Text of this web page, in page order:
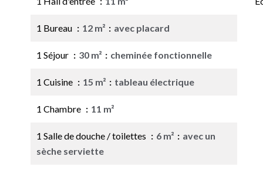
1 Bureau 12 m² avec placard
1 Séjour 30 m² cheminée fonctionnelle
1 Cuisine 15 m² tableau électrique
1 Chambre 11 m²
1 Salle de douche / toilettes 6 m²
avec un
sèche serviette